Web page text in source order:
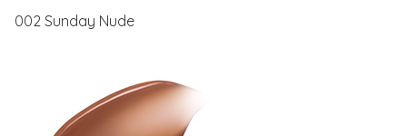
002 Sunday Nude